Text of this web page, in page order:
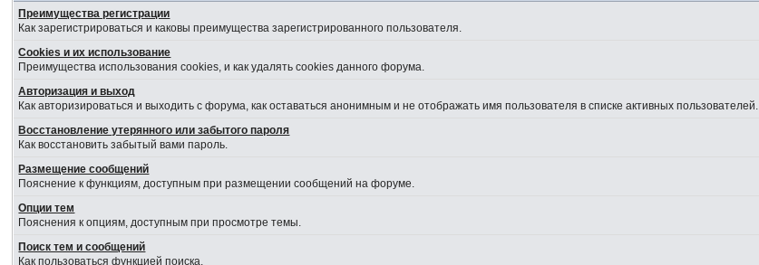
Преимущества регистрации
Как зарегистрироваться и каковы преимущества зарегистрированного пользователя.
Cookies и их использование
Преимущества использования cookies, и как удалять cookies данного форума.
Авторизация и выход
Как авторизироваться и выходить с форума, как оставаться анонимным и не отображать имя пользователя в списке активных пользователей.
Восстановление утерянного или забытого пароля
Как восстановить забытый вами пароль.
Размещение сообщений
Пояснение к функциям, доступным при размещении сообщений на форуме.
Опции тем
Пояснения к опциям, доступным при просмотре темы.
Поиск тем и сообщений
Как пользоваться функцией поиска.